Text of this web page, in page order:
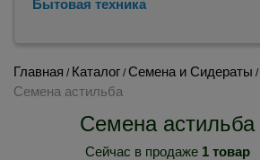
Бытовая техника
Главная / Каталог /Семена и Сидераты /
Семена астильба
Семена астильба
Сейчас в продаже 1 товар